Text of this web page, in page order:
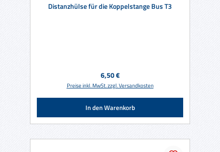
Distanzhülse für die Koppelstange Bus T3
Regulärer Preis:
6,50 €
Preise inkl. MwSt. zzgl. Versandkosten
In den Warenkorb